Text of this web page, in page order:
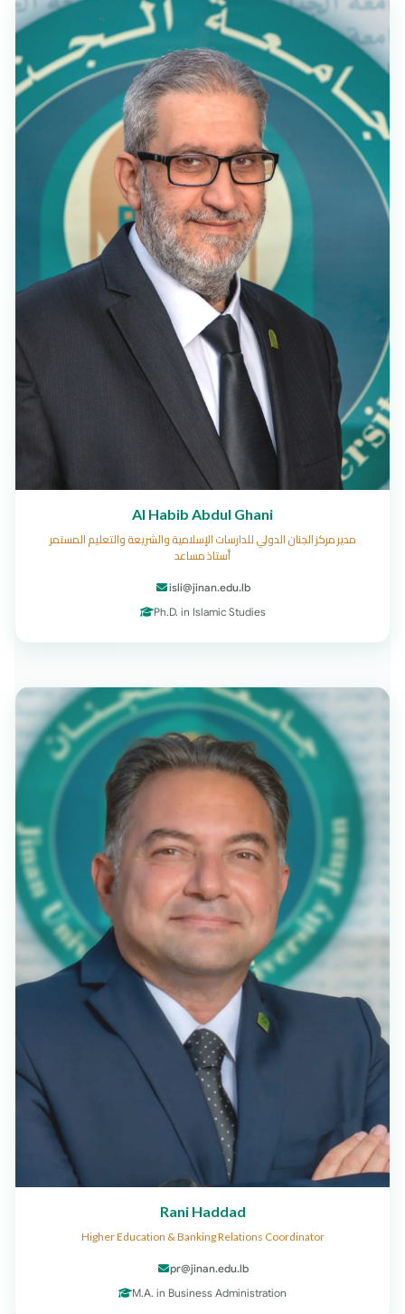
Al Habib Abdul Ghani
مدير مركز الجنان الدولي للدارسات الإسلامية والشريعة والتعليم المستمر
أستاذ مساعد
isli@jinan.edu.lb
Ph.D. in Islamic Studies
Rani Haddad
Higher Education & Banking Relations Coordinator
pr@jinan.edu.lb
M.A. in Business Administration